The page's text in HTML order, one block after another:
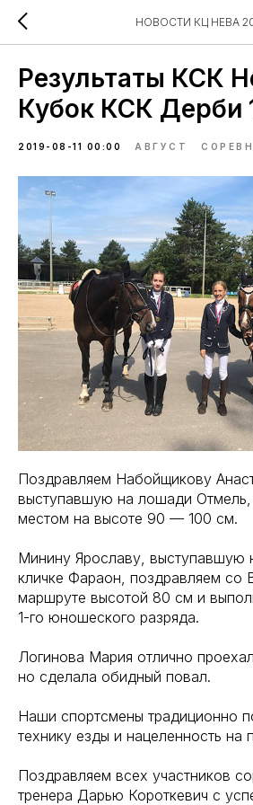
НОВОСТИ КЦ НЕВА
Результаты КСК
Кубок КСК Дерби
2019-08-11 00:00 АВГУСТ
Поздравляем Набойщикову
выступавшую на лошади
местом на высоте 90 — 100 см.
Минину Ярославу, выступавшую
кличке Фараон, поздравляем
маршруте высотой 80 см и
1-го юношеского разряда.
Логинова Мария отлично
но сделала обидный повал.
Наши спортсмены традиционно
технику езды и нацеленность
Поздравляем всех участников
тренера Дарью Короткевич с